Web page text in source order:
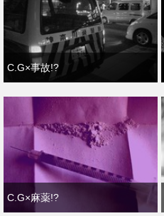
C.G×事故!?
C.G×麻薬!?